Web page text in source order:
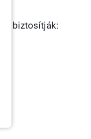
biztosítják: